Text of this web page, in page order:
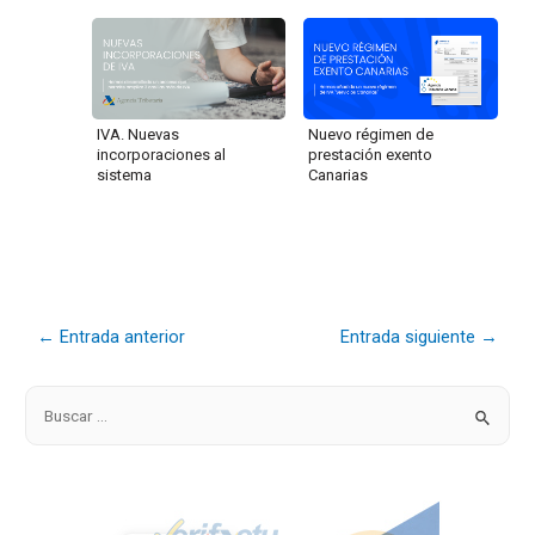
IVA. Nuevas
incorporaciones al
sistema
Nuevo régimen de
prestación exento
Canarias
← Entrada anterior Entrada siguiente →